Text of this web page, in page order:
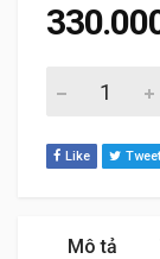
Gạt mưa xe
Like Tweet
Mô tả